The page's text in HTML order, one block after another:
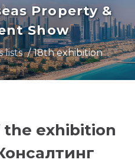
Property &
Show
lists 18th exhibition
exhibition